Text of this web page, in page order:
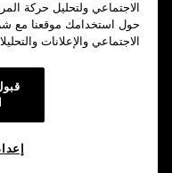
الاجتماعي ولتحليل حركة
حول استخدامك موقعنا مع
الاجتماعي والإعلانات